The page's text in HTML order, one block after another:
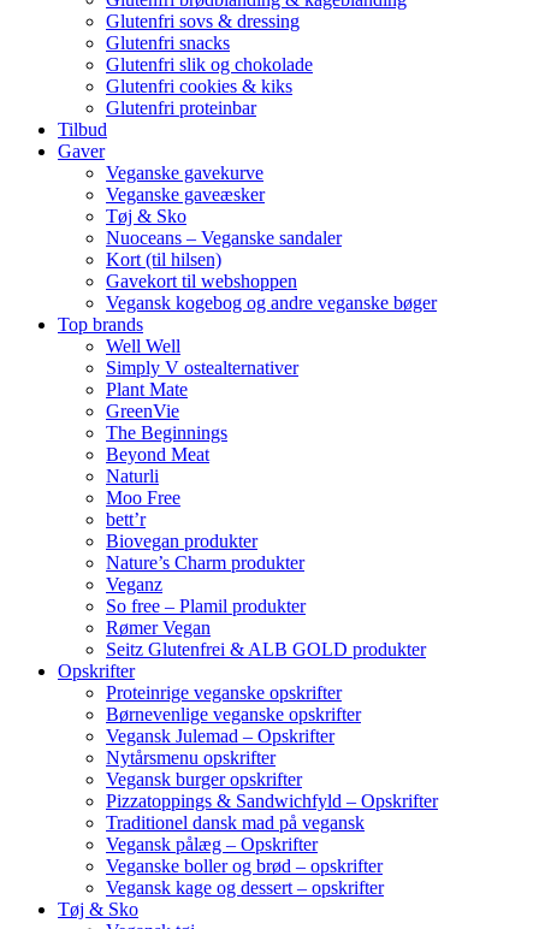
Glutenfri sovs & dressing
Glutenfri snacks
Glutenfri slik og chokolade
Glutenfri cookies & kiks
Glutenfri proteinbar
Tilbud
Gaver
Veganske gavekurve
Veganske gaveæsker
Tøj & Sko
Nuoceans – Veganske sandaler
Kort (til hilsen)
Gavekort til webshoppen
Vegansk kogebog og andre veganske bøger
Top brands
Well Well
Simply V ostealternativer
Plant Mate
GreenVie
The Beginnings
Beyond Meat
Naturli
Moo Free
bett’r
Biovegan produkter
Nature’s Charm produkter
Veganz
So free – Plamil produkter
Rømer Vegan
Seitz Glutenfrei & ALB GOLD produkter
Opskrifter
Proteinrige veganske opskrifter
Børnevenlige veganske opskrifter
Vegansk Julemad – Opskrifter
Nytårsmenu opskrifter
Vegansk burger opskrifter
Pizzatoppings & Sandwichfyld – Opskrifter
Traditionel dansk mad på vegansk
Vegansk pålæg – Opskrifter
Veganske boller og brød – opskrifter
Vegansk kage og dessert – opskrifter
Tøj & Sko